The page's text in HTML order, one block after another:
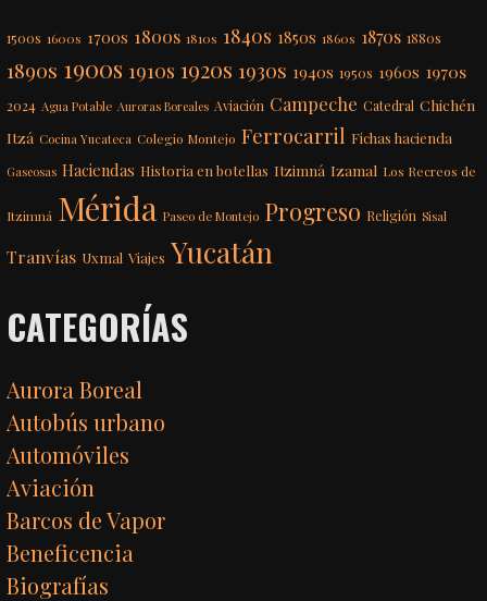
1500s 1600s 1700s 1800s 1810s 1840s 1850s 1860s 1870s 1880s
1890s 1900s 1910s 1920s 1930s 1940s 1950s 1960s 1970s
2024 Agua Potable Auroras Boreales Aviación Campeche Catedral Chichén
Itzá Cocina Yucateca Colegio Montejo Ferrocarril Fichas hacienda
Gaseosas Haciendas Historia en botellas Itzimná Izamal Los Recreos de
Itzimná Mérida Paseo de Montejo Progreso Religión Sisal
Tranvías Uxmal Viajes Yucatán
CATEGORÍAS
Aurora Boreal
Autobús urbano
Automóviles
Aviación
Barcos de Vapor
Beneficencia
Biografías